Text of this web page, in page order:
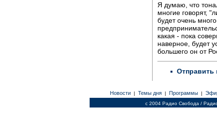
Я думаю, что
многие говорят,
будет очень
какая - пока
наверное, будет
большего он от
Отправить
Новости | Темы дня | Программы |
c 2004 Радио Свобода /